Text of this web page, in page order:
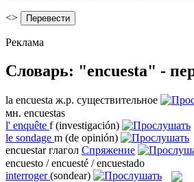
<>
Реклама
Словарь: "encuesta" -
la encuesta ж.р. существительное
мн. encuestas
l' enquête f (investigación)
le sondage m (de opinión)
encuestar глагол Спряжение
encuesto / encuesté / encuestado
interroger (sondear)